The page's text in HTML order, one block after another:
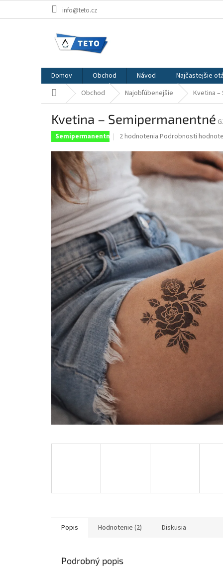
info@teto.cz
Domov Obchod Návod
Najčastejšie
Domov Obchod Najobľúbenejšie Kvetina
Kvetina – Semipermanentné
Semipermanentné
Priemerné
produktu
hviezdičiek.
2 hodnotenia Podrobnosti
Popis Hodnotenie (2) Diskusia
Podrobný popis